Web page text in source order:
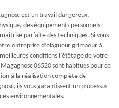
est un travail dangereux,
des équipements personnels
parfaite des techniques. Si vous
entreprise d’élagueur grimpeur à
conditions l’étêtage de votre
06520 sont habitués pour ce
à la réalisation complète de
ils vous garantissent un processus
environnementales.